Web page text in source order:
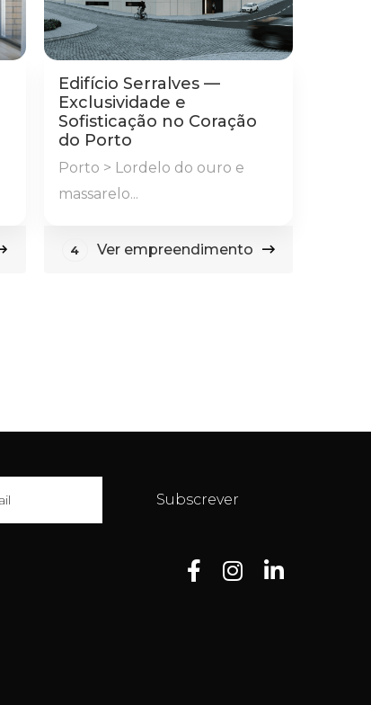
Edifício Serralves —
Exclusividade e
Sofisticação no Coração
do Porto
Porto > Lordelo do ouro e
massarelo...
4 Ver empreendimento
Subscrever